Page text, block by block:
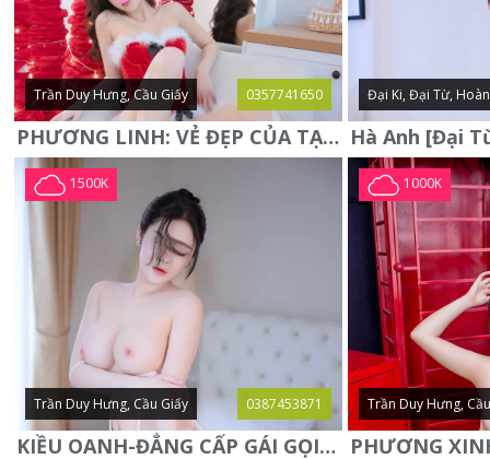
Trần Duy Hưng, Cầu Giấy 0357741650
PHƯƠNG LINH: VẺ ĐẸP CỦA TẠO HÓA, XINH ĐẸP, SEXY, QUYỄN RŨ
Đại Ki, Đại Từ,
1500K
Trần Duy Hưng, Cầu Giấy 0387453871
KIỀU OANH-ĐẲNG CẤP GÁI GỌI XINH SANG-NGOAN NGOÃN
1000K
Trần Duy Hưng,